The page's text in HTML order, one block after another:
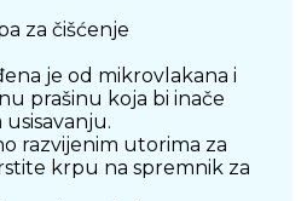
za čišćenje
je od mikrovlakana i
prašinu koja bi inače
razvijenim utorima za
krpu na spremnik za